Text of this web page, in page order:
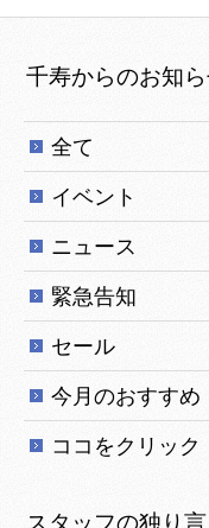
千寿からのお知
全て
イベント
ニュース
緊急告知
セール
今月のおすすめ
ココをクリック
スタッフの独り言